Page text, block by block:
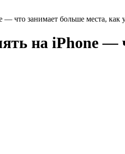
— что занимает больше места, как
на iPhone —